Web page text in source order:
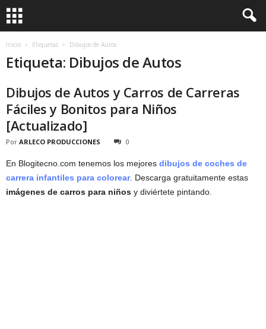
Inicio Etiquetas Dibujos de Autos
Etiqueta: Dibujos de Autos
Dibujos de Autos y Carros de Carreras
Fáciles y Bonitos para Niños
[Actualizado]
Por ARLECO PRODUCCIONES 0
En Blogitecno.com tenemos los mejores dibujos de coches de
carrera infantiles para colorear. Descarga gratuitamente estas
imágenes de carros para niños y diviértete pintando.